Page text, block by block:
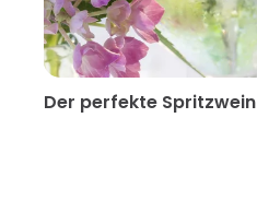
Der perfekte Spritzwein